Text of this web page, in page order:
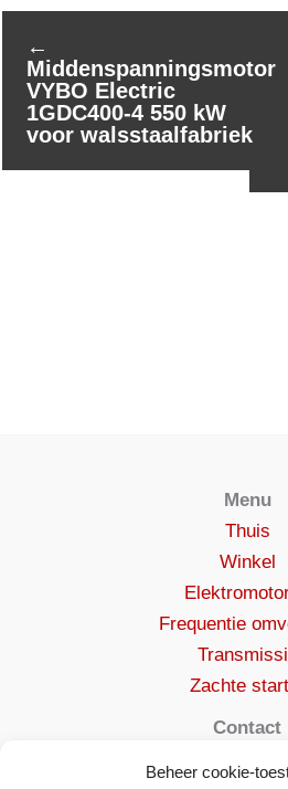
Beheer cookie-
←
Middenspanningsmotor
VYBO Electric
1GDC400-4 550 kW
voor walsstaalfabriek
Menu
Thuis
Winkel
Frequentie
Zachte
Contact